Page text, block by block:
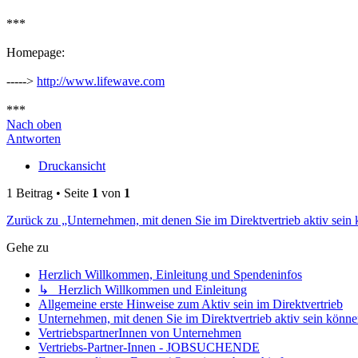
***
Homepage:
-----> http://www.lifewave.com
***
Nach oben
Antworten
Druckansicht
1 Beitrag • Seite 1 von 1
Zurück zu „Unternehmen, mit denen Sie im Direktvertrieb aktiv sein
Gehe zu
Herzlich Willkommen, Einleitung und Spendeninfos
↳ Herzlich Willkommen und Einleitung
Allgemeine erste Hinweise zum Aktiv sein im Direktvertrieb
Unternehmen, mit denen Sie im Direktvertrieb aktiv sein
VertriebspartnerInnen von Unternehmen
Vertriebs-Partner-Innen - JOBSUCHENDE